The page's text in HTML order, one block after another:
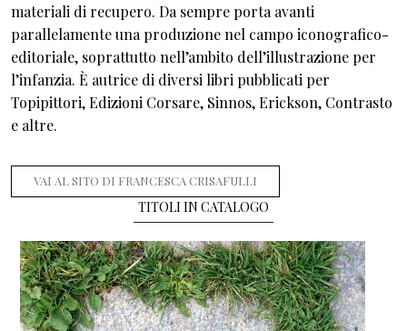
materiali di recupero. Da sempre porta avanti
parallelamente una produzione nel campo iconografico-
editoriale, soprattutto nell’ambito dell’illustrazione per
l’infanzia. È autrice di diversi libri pubblicati per
Topipittori, Edizioni Corsare, Sinnos, Erickson, Contrasto
e altre.
VAI AL SITO DI FRANCESCA CRISAFULLI
TITOLI IN CATALOGO